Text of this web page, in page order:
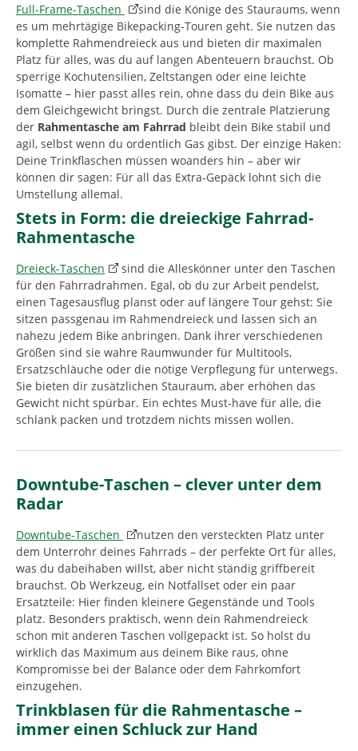
Full-Frame-Taschen
sind die Könige des Stauraums, wenn
es um mehrtägige Bikepacking-Touren geht. Sie nutzen das
komplette Rahmendreieck aus und bieten dir maximalen
Platz für alles, was du auf langen Abenteuern brauchst. Ob
sperrige Kochutensilien, Zeltstangen oder eine leichte
Isomatte – hier passt alles rein, ohne dass du dein Bike aus
dem Gleichgewicht bringst. Durch die zentrale Platzierung
der Rahmentasche am Fahrrad bleibt dein Bike stabil und
agil, selbst wenn du ordentlich Gas gibst. Der einzige Haken:
Deine Trinkflaschen müssen woanders hin – aber wir
können dir sagen: Für all das Extra-Gepäck lohnt sich die
Umstellung allemal.
Stets in Form: die dreieckige Fahrrad-
Rahmentasche
Dreieck-Taschen
sind die Alleskönner unter den Taschen
für den Fahrradrahmen. Egal, ob du zur Arbeit pendelst,
einen Tagesausflug planst oder auf längere Tour gehst: Sie
sitzen passgenau im Rahmendreieck und lassen sich an
nahezu jedem Bike anbringen. Dank ihrer verschiedenen
Größen sind sie wahre Raumwunder für Multitools,
Ersatzschläuche oder die nötige Verpflegung für unterwegs.
Sie bieten dir zusätzlichen Stauraum, aber erhöhen das
Gewicht nicht spürbar. Ein echtes Must-have für alle, die
schlank packen und trotzdem nichts missen wollen.
Downtube-Taschen – clever unter dem
Radar
Downtube-Taschen
nutzen den versteckten Platz unter
dem Unterrohr deines Fahrrads – der perfekte Ort für alles,
was du dabeihaben willst, aber nicht ständig griffbereit
brauchst. Ob Werkzeug, ein Notfallset oder ein paar
Ersatzteile: Hier finden kleinere Gegenstände und Tools
platz. Besonders praktisch, wenn dein Rahmendreieck
schon mit anderen Taschen vollgepackt ist. So holst du
wirklich das Maximum aus deinem Bike raus, ohne
Kompromisse bei der Balance oder dem Fahrkomfort
einzugehen.
Trinkblasen für die Rahmentasche –
immer einen Schluck zur Hand